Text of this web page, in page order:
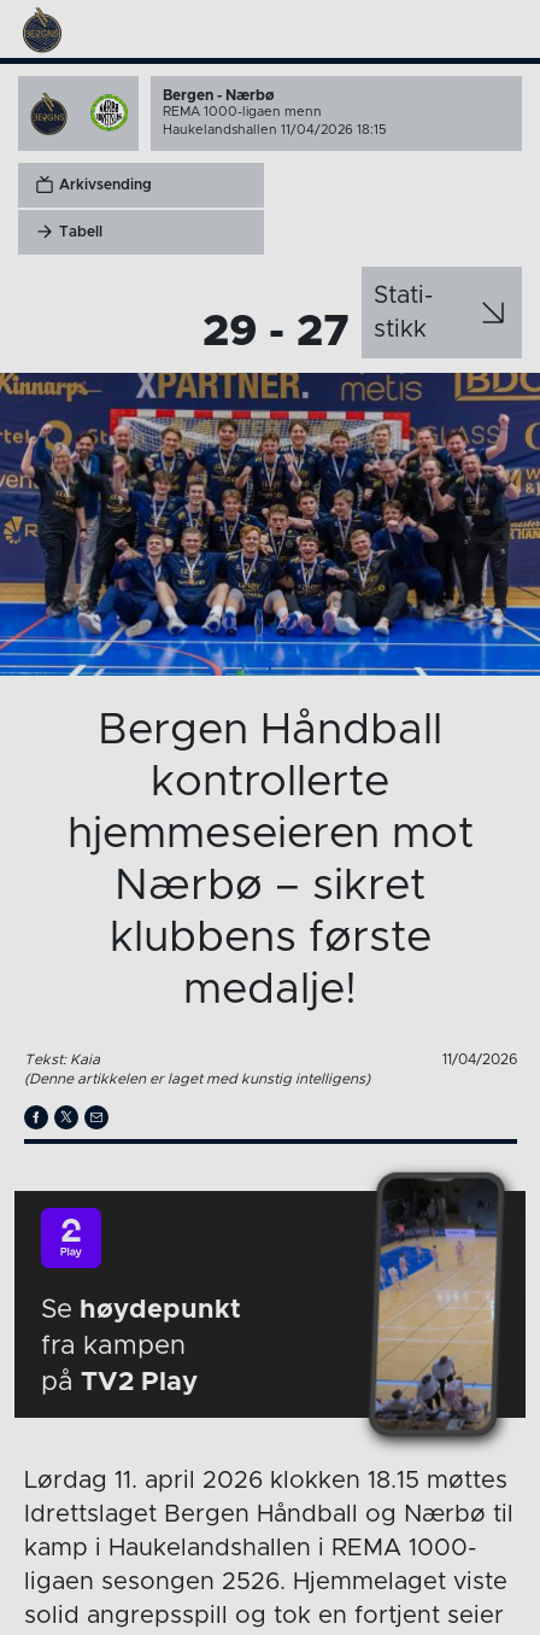
Bergen - Nærbø
REMA 1000-ligaen menn
Haukelandshallen 11/04/2026 18:15
Arkivsending
Tabell
29 - 27
Stati­
stikk
Bergen Håndball
kontrollerte
hjemmeseieren mot
Nærbø – sikret
klubbens første
medalje!
Tekst: Kaia
11/04/2026
(Denne artikkelen er laget med kunstig intelligens)
Se høydepunkt
fra kampen
på TV2 Play
Lørdag 11. april 2026 klokken 18.15 møttes
Idrettslaget Bergen Håndball og Nærbø til
kamp i Haukelandshallen i REMA 1000-
ligaen sesongen 2526. Hjemmelaget viste
solid angrepsspill og tok en fortjent seier